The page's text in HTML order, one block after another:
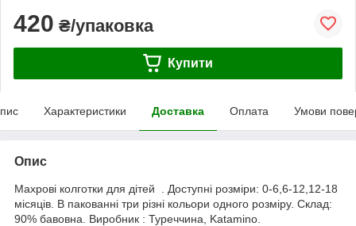
420 ₴/упаковка
Купити
Характеристики Доставка Оплата Умови
Опис
Махрові колготки для дітей . Доступні розміри: 0-6,6-12,12-18
місяців. В пакованні три різні кольори одного розміру. Склад:
90% бавовна. Виробник : Туреччина, Katamino.